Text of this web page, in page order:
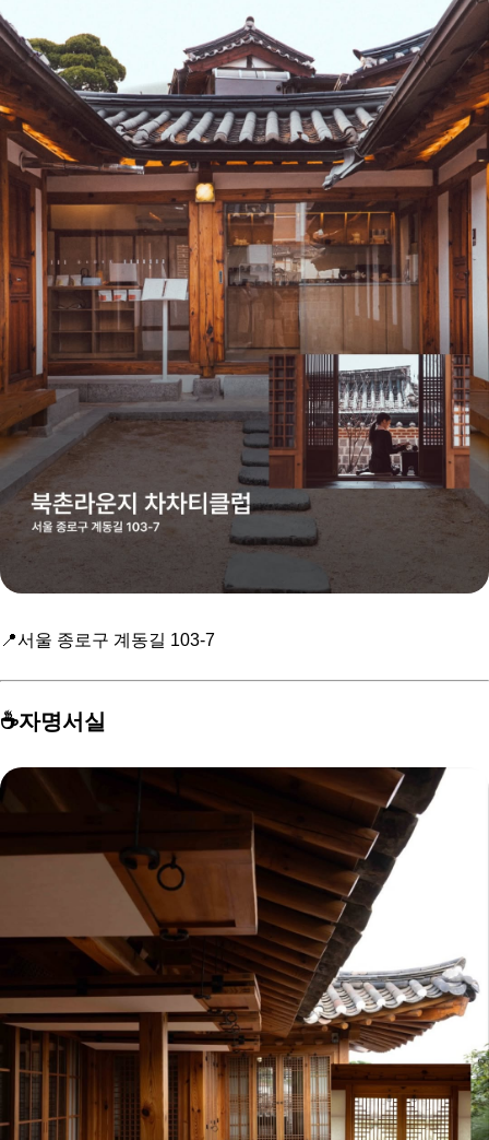
📍서울 종로구 계동길 103-7
☕️자명서실